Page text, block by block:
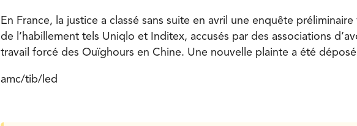
En France, la justice a classé sans suite en avril une enquête
de l’habillement tels Uniqlo et Inditex, accusés par des associations
travail forcé des Ouïghours en Chine. Une nouvelle plainte a été
amc/tib/led